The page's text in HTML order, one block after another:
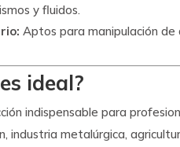
y fluidos.
Aptos para manipulación
ideal?
indispensable para
industria metalúrgica,